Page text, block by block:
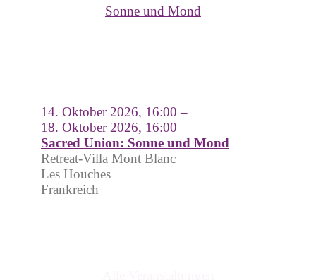
14. Oktober 2026, 16:00 –
18. Oktober 2026, 16:00
Sacred Union: Sonne und Mond
Retreat-Villa Mont Blanc
Les Houches
Frankreich